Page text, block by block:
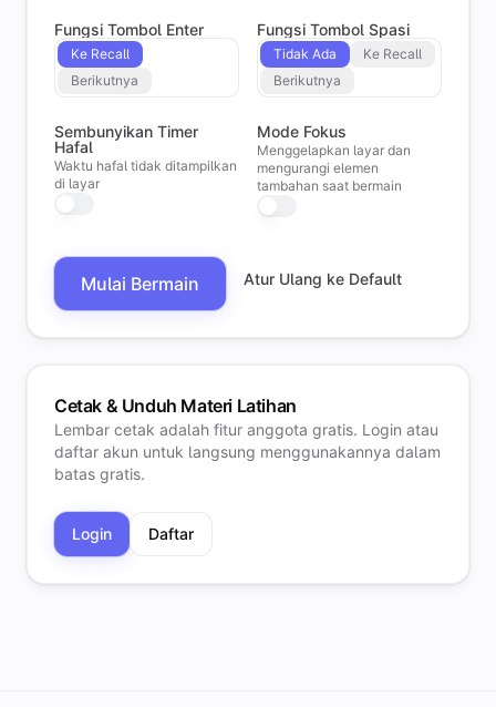
Fungsi Tombol Enter
Ke Recall
Berikutnya
Fungsi Tombol Spasi
Tidak Ada
Ke Recall
Berikutnya
Sembunyikan Timer
Hafal
Waktu hafal tidak ditampilkan
di layar
Mode Fokus
Menggelapkan layar dan
mengurangi elemen
tambahan saat bermain
Mulai Bermain Atur Ulang ke Default
Cetak & Unduh Materi Latihan
Lembar cetak adalah fitur anggota gratis. Login atau
daftar akun untuk langsung menggunakannya dalam
batas gratis.
Login Daftar